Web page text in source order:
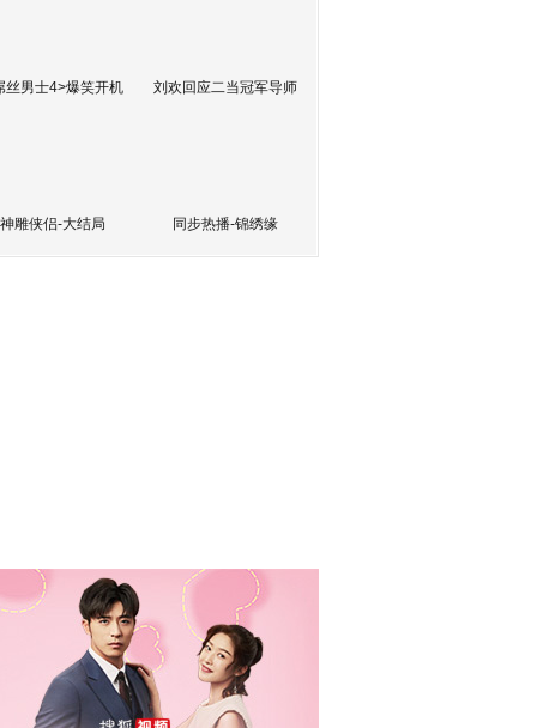
丝男士4>爆笑开机 刘欢回应二当冠军导师
神雕侠侣-大结局 同步热播-锦绣缘